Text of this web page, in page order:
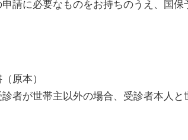
請に必要なものをお持ちのうえ、国保
原本）
者が世帯主以外の場合、受診者本人